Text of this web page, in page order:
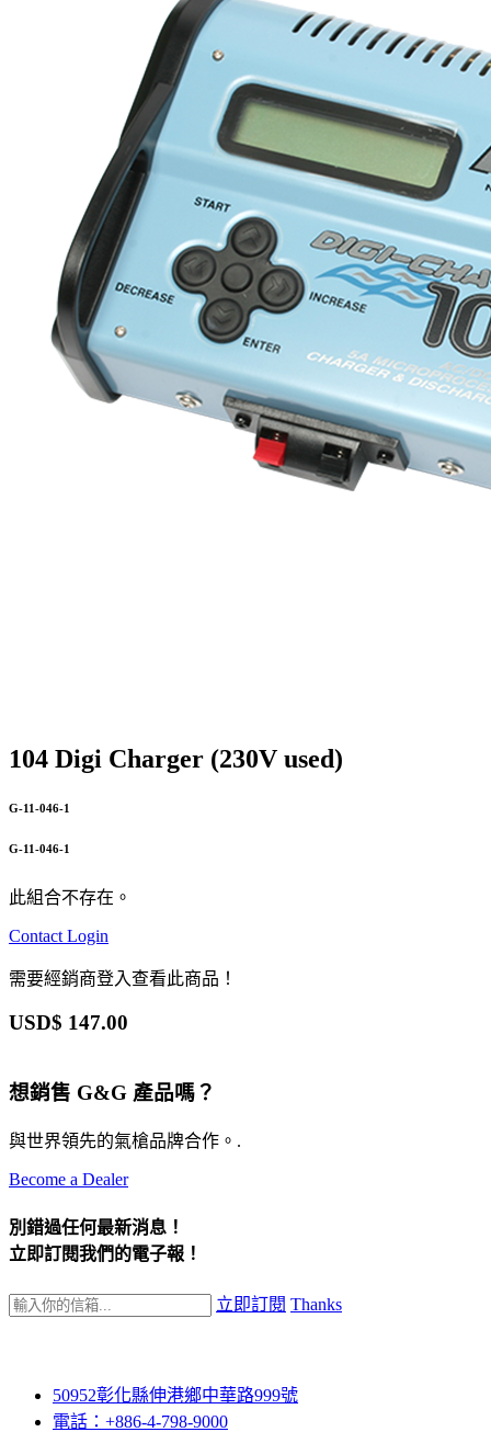
104 Digi Charger (230V used)
G-11-046-1
G-11-046-1
此組合不存在。
Contact Login
需要經銷商登入查看此商品！
USD$ 147.00
想銷售 G&G 產品嗎？
與世界領先的氣槍品牌合作。.
Become a Dealer
別錯過任何最新消息！
立即訂閱我們的電子報！
立即訂閱 Thanks
50952彰化縣伸港鄉中華路999號
電話：+886-4-798-9000